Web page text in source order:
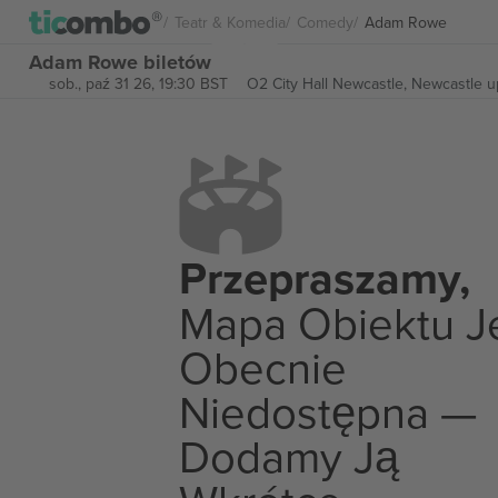
Teatr & Komedia Comedy Adam Rowe
Adam Rowe biletów
sob., paź 31 26, 19:30 BST O2 City Hall Newcastle, Newcastle
Przepraszamy,
Mapa Obiektu
Obecnie
Niedostępna —
Dodamy Ją